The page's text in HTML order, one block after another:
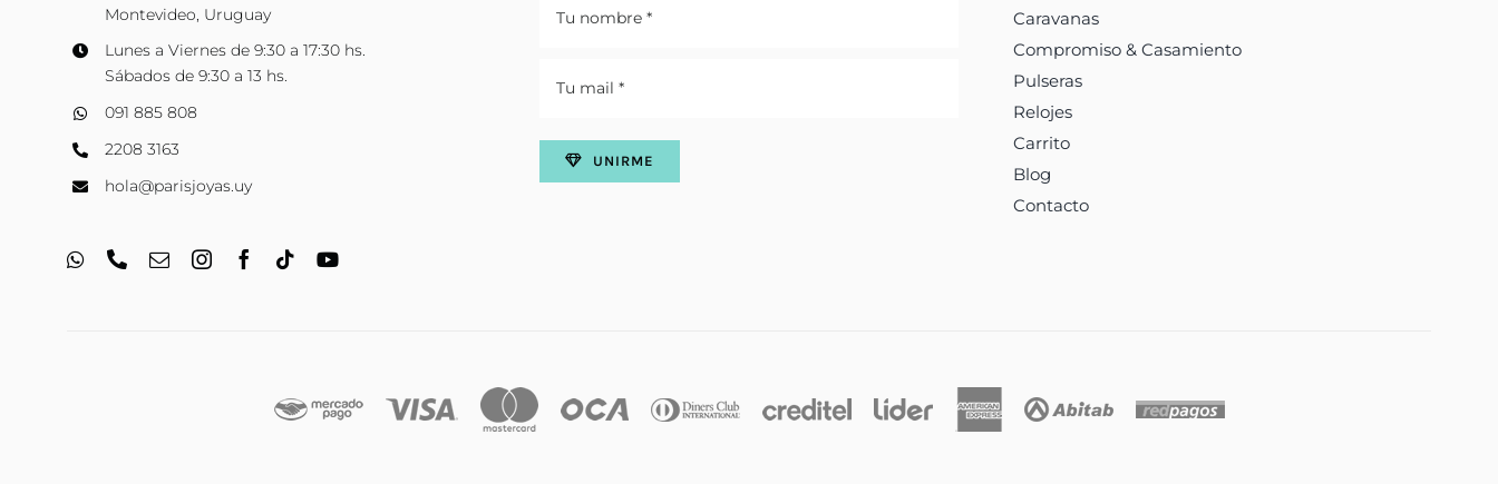
Montevideo, Uruguay
Lunes a Viernes de 9:30 a 17:30 hs.
Sábados de 9:30 a 13 hs.
091 885 808
2208 3163
hola@parisjoyas.uy
UNIRME
Caravanas
Compromiso & Casamiento
Pulseras
Relojes
Carrito
Blog
Contacto